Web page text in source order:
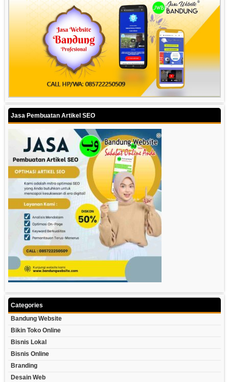
Jasa Pembuatan Artikel SEO
Categories
Bandung Website
Bikin Toko Online
Bisnis Lokal
Bisnis Online
Branding
Desain Web